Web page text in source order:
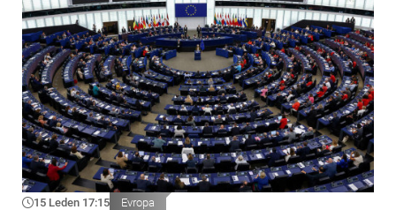
15 Leden 17:15 Evropa